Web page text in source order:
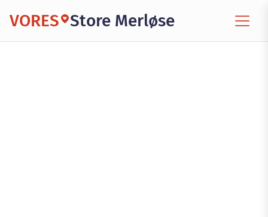
VORES Store Merløse